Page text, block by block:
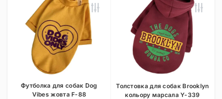
Футболка для собак Dog
Vibes жовта F-88
Толстовка для собак Brooklyn
кольору марсала Y-339